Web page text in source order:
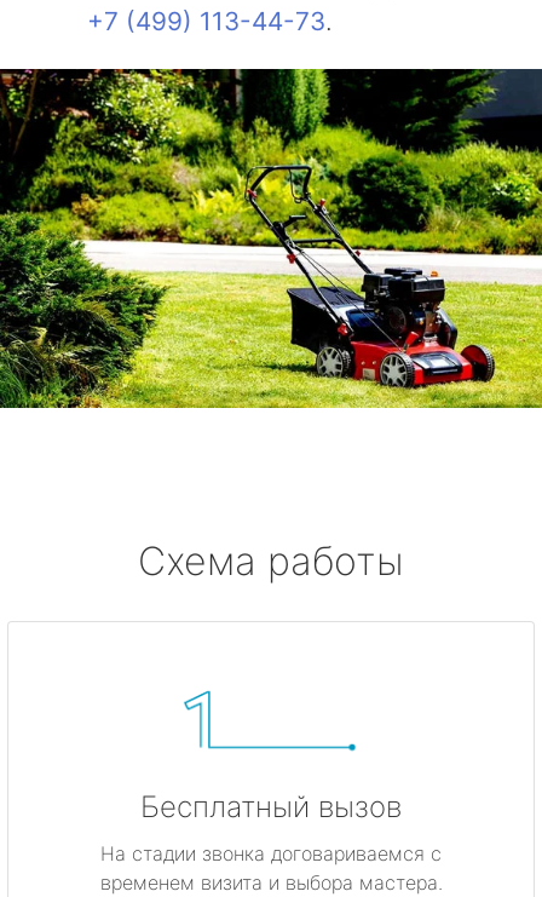
+7 (499) 113-44-73.
Схема работы
Бесплатный вызов
На стадии звонка договариваемся с
временем визита и выбора мастера.